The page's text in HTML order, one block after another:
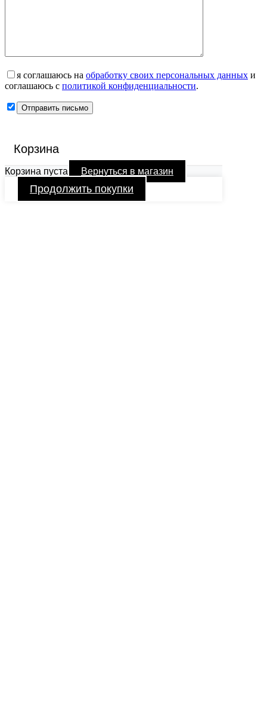
я соглашаюсь на обработку своих персональных данных и
соглашаюсь с политикой конфиденциальности.
Корзина
Корзина пуста Вернуться в магазин
Продолжить покупки